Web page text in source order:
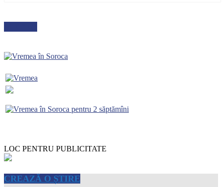
LOC PENTRU PUBLICITATE
CREAZĂ O ȘTIRE